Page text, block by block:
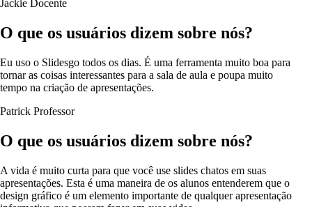
Jackie Docente
O que os usuários dizem sobre nós?
Eu uso o Slidesgo todos os dias. É uma ferramenta muito boa para
tornar as coisas interessantes para a sala de aula e poupa muito
tempo na criação de apresentações.
Patrick Professor
O que os usuários dizem sobre nós?
A vida é muito curta para que você use slides chatos em suas
apresentações. Esta é uma maneira de os alunos entenderem que o
design gráfico é um elemento importante de qualquer apresentação